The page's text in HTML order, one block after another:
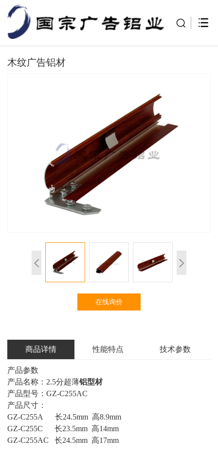
木纹广告铝材
在线询价
商品详情 性能特点 技术参数
产品参数
产品名称：2.5分超薄铝型材
产品型号：GZ-C255AC
产品尺寸：
GZ-C255A 长24.5mm 高8.9mm
GZ-C255C 长23.5mm 高14mm
GZ-C255AC 长24.5mm 高17mm